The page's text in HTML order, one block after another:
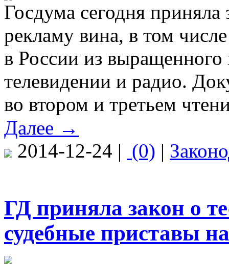
Госдума сегодня
рекламу вина, в том
в России из выращенного
телевидении и радио.
во втором и третьем
Далее →
2014-12-24 | (0) |
ГД приняла закон о
судебные приставы